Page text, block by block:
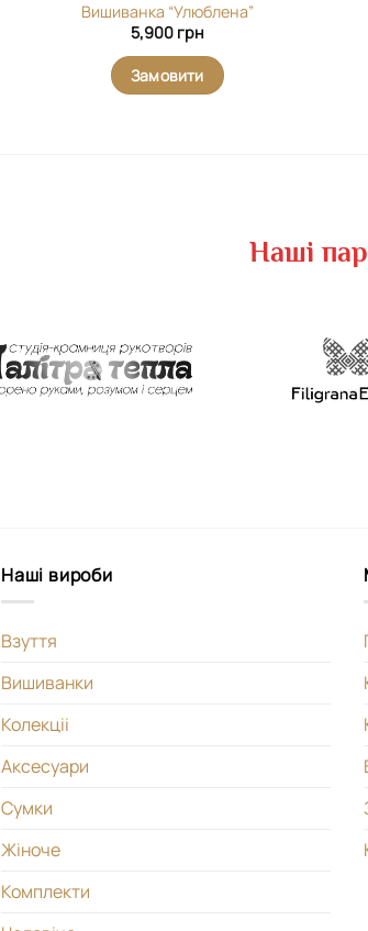
Вишиванка “Улюблена”
5,900 грн
Замовити
Наші
Наші вироби
Взуття
Вишиванки
Колекціі
Аксесуари
Сумки
Жіноче
Комплекти